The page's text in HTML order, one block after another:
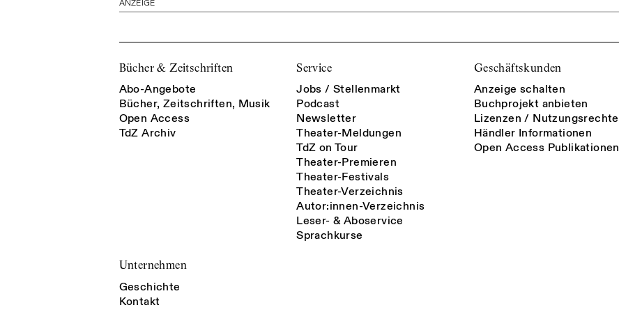
ANZEIGE
Bücher & Zeitschriften
Abo-Angebote
Bücher, Zeitschriften, Musik
Open Access
TdZ Archiv
Service
Jobs / Stellenmarkt
Podcast
Newsletter
Theater-Meldungen
TdZ on Tour
Theater-Premieren
Theater-Festivals
Theater-Verzeichnis
Autor:innen-Verzeichnis
Leser- & Aboservice
Sprachkurse
Geschäftskunden
Anzeige schalten
Buchprojekt anbieten
Lizenzen / Nutzungsrechte
Händler Informationen
Open Access Publikationen
Unternehmen
Geschichte
Kontakt